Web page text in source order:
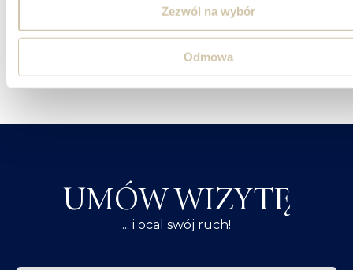
Zezwól na wybór
Odmowa
NUKLEOPLASTYKA
UMÓW WIZYTĘ
... i ocal swój ruch!